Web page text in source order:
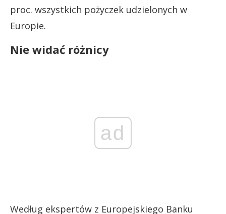
proc. wszystkich pożyczek udzielonych w
Europie.
Nie widać różnicy
ad
Według ekspertów z Europejskiego Banku